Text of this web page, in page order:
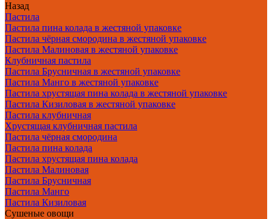
Назад
Пастила
Пастила пина колада в жестяной упаковке
Пастила чёрная смородина в жестяной упаковке
Пастила Малиновая в жестяной упаковке
Клубничная пастила
Пастила Брусничная в жестяной упаковке
Пастила Манго в жестяной упаковке
Пастила хрустящая пина колада в жестяной упаковке
Пастила Кизиловая в жестяной упаковке
Пастила клубничная
Хрустящая клубничная пастила
Пастила чёрная смородина
Пастила пина колада
Пастила хрустящая пина колада
Пастила Малиновая
Пастила Брусничная
Пастила Манго
Пастила Кизиловая
Сушеные овощи